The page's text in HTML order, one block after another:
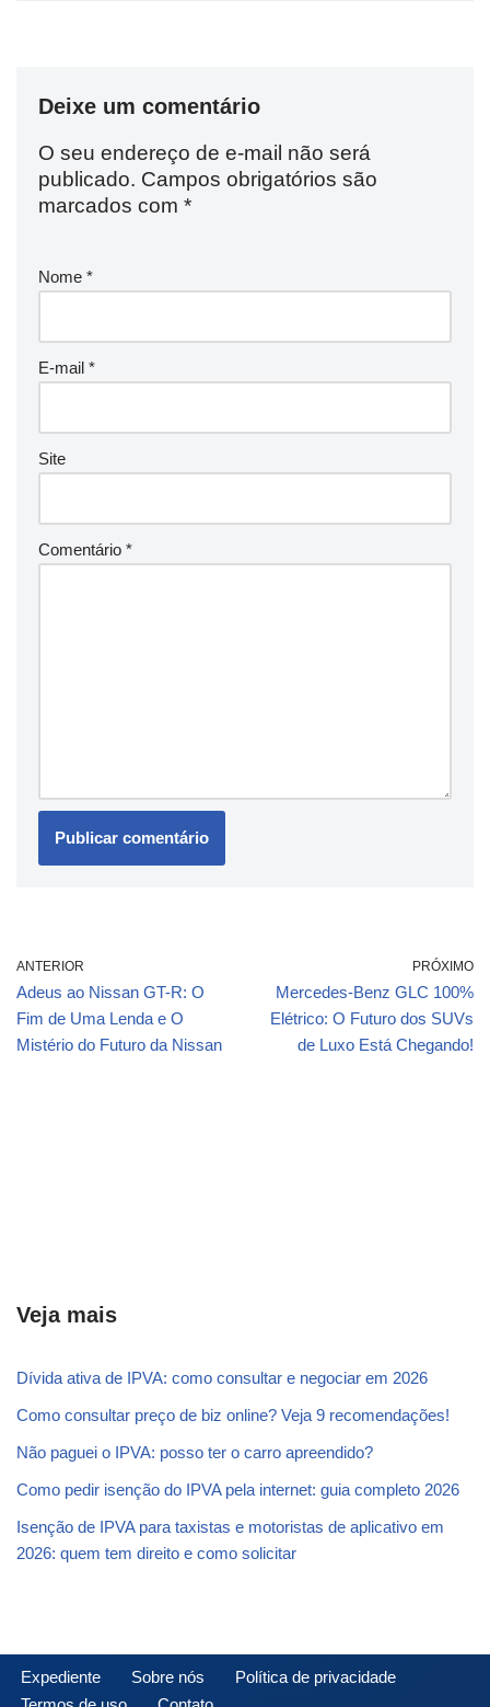
Deixe um comentário
O seu endereço de e-mail não será
publicado. Campos obrigatórios são
marcados com *
Nome *
E-mail *
Site
Comentário *
ANTERIOR
Adeus ao Nissan GT-R: O
Fim de Uma Lenda e O
Mistério do Futuro da Nissan
PRÓXIMO
Mercedes-Benz GLC 100%
Elétrico: O Futuro dos SUVs
de Luxo Está Chegando!
Veja mais
Dívida ativa de IPVA: como consultar e negociar em 2026
Como consultar preço de biz online? Veja 9 recomendações!
Não paguei o IPVA: posso ter o carro apreendido?
Como pedir isenção do IPVA pela internet: guia completo 2026
Isenção de IPVA para taxistas e motoristas de aplicativo em
2026: quem tem direito e como solicitar
Expediente Sobre nós
Política de privacidade